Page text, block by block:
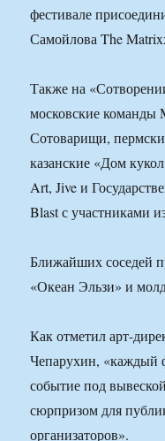
фестивале
Самойлова The
Также на
московские команды
Сотоварищи,
казанские «Дом
Art, Jive и
Blast с участниками
Ближайших соседей
«Океан Эльзи» и
Как отметил арт-
Чепарухин, «каждый
событие под
сюрпризом для
организаторов».